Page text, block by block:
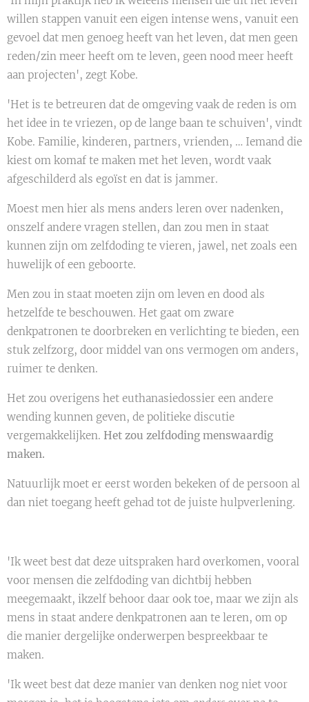
willen stappen vanuit een eigen intense wens, vanuit een
gevoel dat men genoeg heeft van het leven, dat men geen
reden/zin meer heeft om te leven, geen nood meer heeft
aan projecten', zegt Kobe.
'Het is te betreuren dat de omgeving vaak de reden is om
het idee in te vriezen, op de lange baan te schuiven', vindt
Kobe. Familie, kinderen, partners, vrienden, … Iemand die
kiest om komaf te maken met het leven, wordt vaak
afgeschilderd als egoïst en dat is jammer.
Moest men hier als mens anders leren over nadenken,
onszelf andere vragen stellen, dan zou men in staat
kunnen zijn om zelfdoding te vieren, jawel, net zoals een
huwelijk of een geboorte.
Men zou in staat moeten zijn om leven en dood als
hetzelfde te beschouwen. Het gaat om zware
denkpatronen te doorbreken en verlichting te bieden, een
stuk zelfzorg, door middel van ons vermogen om anders,
ruimer te denken.
Het zou overigens het euthanasiedossier een andere
wending kunnen geven, de politieke discutie
vergemakkelijken. Het zou zelfdoding menswaardig
maken.
Natuurlijk moet er eerst worden bekeken of de persoon al
dan niet toegang heeft gehad tot de juiste hulpverlening.
'Ik weet best dat deze uitspraken hard overkomen, vooral
voor mensen die zelfdoding van dichtbij hebben
meegemaakt, ikzelf behoor daar ook toe, maar we zijn als
mens in staat andere denkpatronen aan te leren, om op
die manier dergelijke onderwerpen bespreekbaar te
maken.
'Ik weet best dat deze manier van denken nog niet voor